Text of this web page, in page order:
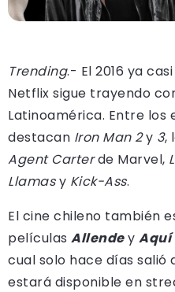
Trending.- El 2016 ya
Netflix sigue trayendo
Latinoamérica. Entre
destacan Iron Man 2y 3,
Agent Carterde Marvel,
Llamasy Kick-Ass.
El cine chileno también
películas Allendey Aquí
cual solo hace días
estará disponible en